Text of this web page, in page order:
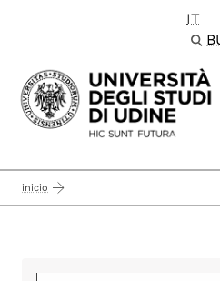
Passa al contenuto
IT
inicio